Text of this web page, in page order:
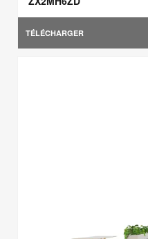
TÉLÉCHARGER